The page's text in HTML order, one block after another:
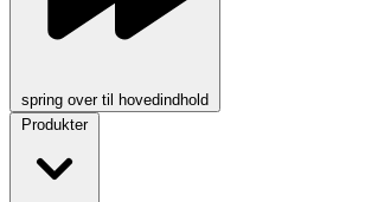
spring over til hovedindhold
Produkter